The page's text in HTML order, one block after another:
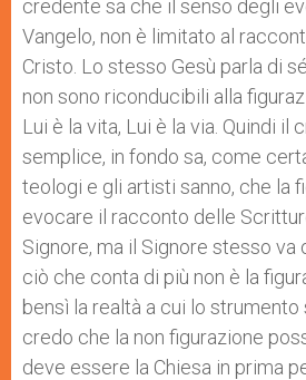
credente sa che il senso degli
Vangelo, non è limitato al
Cristo. Lo stesso Gesù parla di
non sono riconducibili alla
Lui è la vita, Lui è la via. Quindi il
semplice, in fondo sa, come
teologi e gli artisti sanno, che la
evocare il racconto delle
Signore, ma il Signore stesso va
ciò che conta di più non è la
bensì la realtà a cui lo
credo che la non figurazione
deve essere la Chiesa in prima